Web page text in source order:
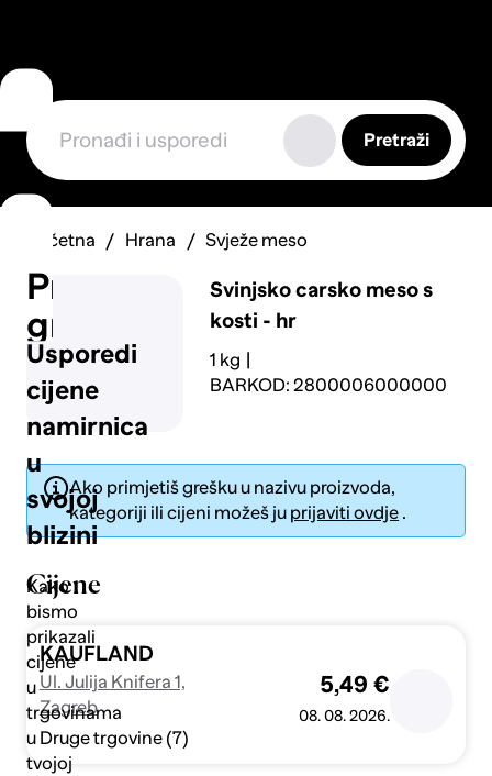
Usporedi
cijene
namirnica
u
svojoj
blizini
Kako
bismo
prikazali
cijene
u
trgovinama
u
tvojoj
Prijavi
grešku
Pošalji
Pretraži
Početna Hrana Svježe meso
Svinjsko carsko meso s
kosti - hr
1 kg
BARKOD: 2800006000000
Ako primjetiš grešku u nazivu proizvoda,
kategoriji ili cijeni možeš ju prijaviti ovdje .
Cijene
KAUFLAND
Ul. Julija Knifera 1,
Zagreb
Druge trgovine (7)
5,49 €
08. 08. 2026.